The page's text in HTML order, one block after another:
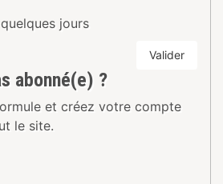
jours
Valider
abonné(e) ?
et créez votre compte
le site.